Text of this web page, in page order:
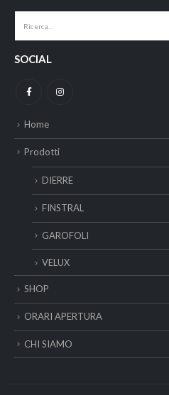
SOCIAL
Home
Prodotti
DIERRE
FINSTRAL
GAROFOLI
VELUX
SHOP
ORARI APERTURA
CHI SIAMO